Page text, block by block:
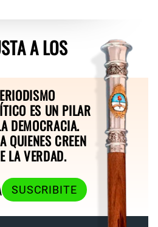
A LOS
ES UN PILAR
DEMOCRACIA.
QUIENES CREEN
LA VERDAD.
SUSCRIBITE